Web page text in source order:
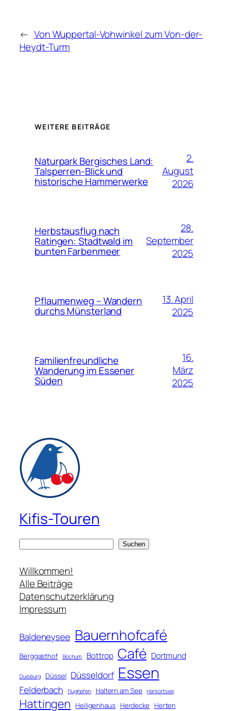
← Von Wuppertal-Vohwinkel zum Von-der-
Heydt-Turm
WEITERE BEITRÄGE
Naturpark Bergisches Land:
Talsperren-Blick und
historische Hammerwerke
2.
August
2026
Herbstausflug nach
Ratingen: Stadtwald im
bunten Farbenmeer
28.
September
2025
Pflaumenweg – Wandern
durchs Münsterland
13. April
2025
Familienfreundliche
Wanderung im Essener
Süden
16.
März
2025
Kifis-Touren
c
h
e
n
Suchen
Willkommen!
Alle Beiträge
Datenschutzerklärung
Impressum
Baldeneysee Bauernhofcafé
Berggasthof Bochum Bottrop Café Dortmund
Duisburg Düssel Düsseldorf Essen
Felderbach Flughafen Haltern am See Harkortsee
Hattingen Heiligenhaus Herdecke Herten